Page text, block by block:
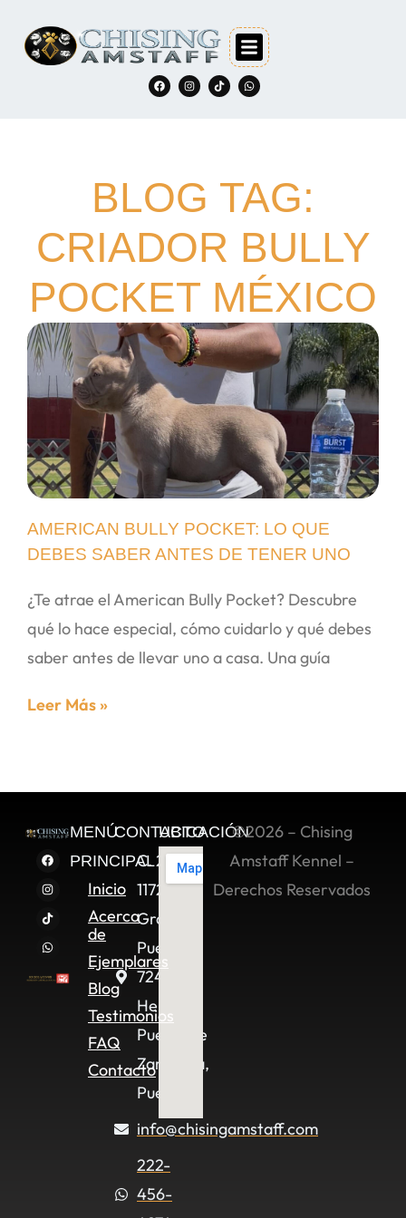
BLOG TAG:
CRIADOR BULLY
POCKET MÉXICO
AMERICAN BULLY POCKET: LO QUE
DEBES SABER ANTES DE TENER UNO
¿Te atrae el American Bully Pocket? Descubre
qué lo hace especial, cómo cuidarlo y qué debes
saber antes de llevar uno a casa. Una guía
Leer Más »
MENÚ
PRINCIPAL
Inicio
Acerca
de
Ejemplares
Blog
Testimonios
FAQ
Contacto
CONTACTO
C. 2 Sur
11722,
Granjas
Puebla,
72490
Heroica
Puebla de
Zaragoza,
Pue.
info@chisingamstaff.com
222-
456-
UBICACIÓN©2026 – Chising
Amstaff Kennel –
Derechos Reservados